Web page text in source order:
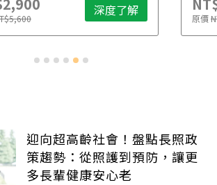
深度了解 原價
迎向超高齡社會！盤點長照政
策趨勢：從照護到預防，讓更
多長輩健康安心老